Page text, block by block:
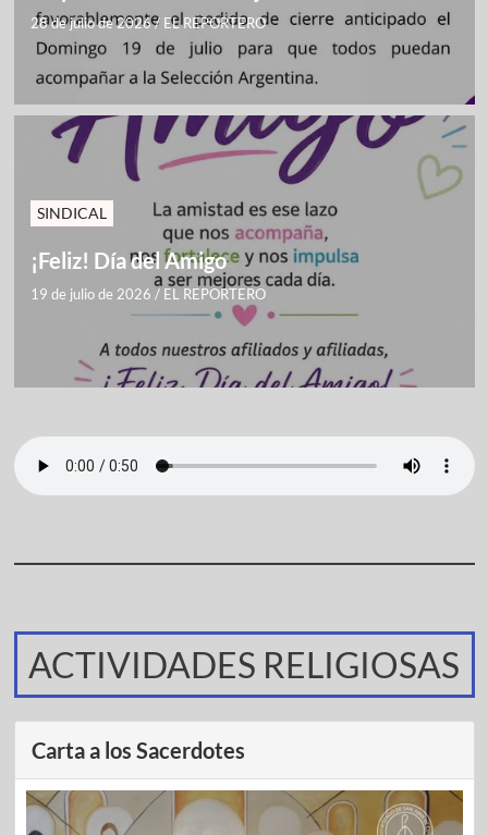
28 de julio de 2026/ EL REPORTERO
SINDICAL
¡Feliz! Día del Amigo
19 de julio de 2026 / EL REPORTERO
ACTIVIDADES RELIGIOSAS
Carta a los Sacerdotes